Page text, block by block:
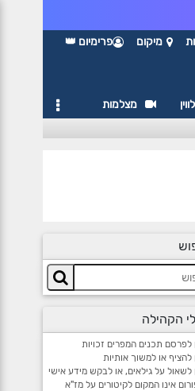
מיקום פרימיום 👑
מצלמות
הקהילה
לפרסם תכנים המפרים זכויות
להציף או למשוך אותיות
לשאול על גילאים, או לבקש מידע אישי
אינו המקום לקיטורים על מז"א